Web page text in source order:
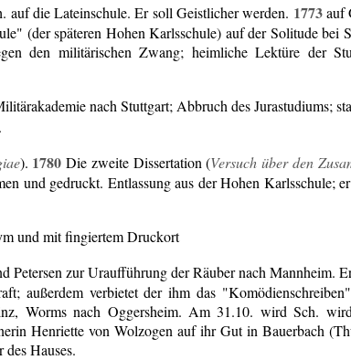
auf die Lateinschule. Er soll Geistlicher werden. 1773auf
(der späteren Hohen Karlsschule) auf der Solitude bei
den militärischen Zwang; heimliche Lektüre der
nach Stuttgart; Abbruch des Jurastudiums;
). 1780 Die zweite Dissertation (Versuch über den
und gedruckt. Entlassung aus der Hohen Karlsschule;
und mit fingiertem Druckort
Petersen zur Uraufführung der Räuber nach Mannheim.
außerdem verbietet der ihm das
Worms nach Oggersheim. Am 31.10. wird Sch.
Henriette von Wolzogen auf ihr Gut in Bauerbach
Hauses.